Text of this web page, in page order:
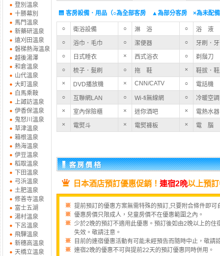
登別溫泉
十勝幕別
馬門溫泉
新藥研溫泉
遠刈田溫泉
磐梯熱海溫泉
越後湯澤
和倉溫泉
山代溫泉
大町溫泉
白馬乘鞍
上諏訪溫泉
伊香保溫泉
鬼怒川溫泉
草津溫泉
箱根溫泉
熱海溫泉
伊豆溫泉
稻取溫泉
下田溫泉
弓浜溫泉
土肥溫泉
修善寺溫泉
富士五湖
湯村溫泉
下呂溫泉
飛驒溫泉
新穗高溫泉
天橋立溫泉
客房設備．用品（○為全部客房 ▲為部分客房 ×為未配
○ 衛浴設備 ○ 淋 浴 ○
浴 液
○
浴巾．毛巾 ○ 潔便器 ○
牙刷．
○
日式睡衣 × 西式浴衣 ○
剃鬚刀
○
梳子．髮刷 ○ 拖 鞋 ×
鞋拔．
×
DVD播放機 × CNN/CATV ○
電話機
○
互聯網LAN ○ Wi-fi無線網 ○
冷暖空調
×
室內保險櫃 × 迷你酒吧 ×
電熱水器
×
電熨斗 × 電熨褲板 × 電 腦
日本酒店預訂優惠促銷！ 連宿2晩以上預
提前預訂的優惠方案無需特殊的預訂,只要附合條件即可
優惠房價只限成人，兒童房價不在優惠範圍之內。
少於2晚的預訂不適用此優惠。預訂後如由2晚以上的住
失效。敬請注意。
目前的連宿優惠活動有可能未經預告而隨時中止，敬請
連宿2晚的優惠不可與提前22天的預訂優惠同時併用。